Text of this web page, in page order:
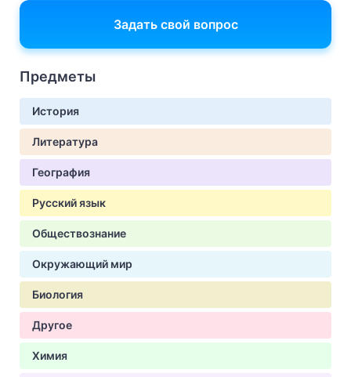
Задать свой вопрос
Предметы
История
Литература
География
Русский язык
Обществознание
Окружающий мир
Биология
Другое
Химия